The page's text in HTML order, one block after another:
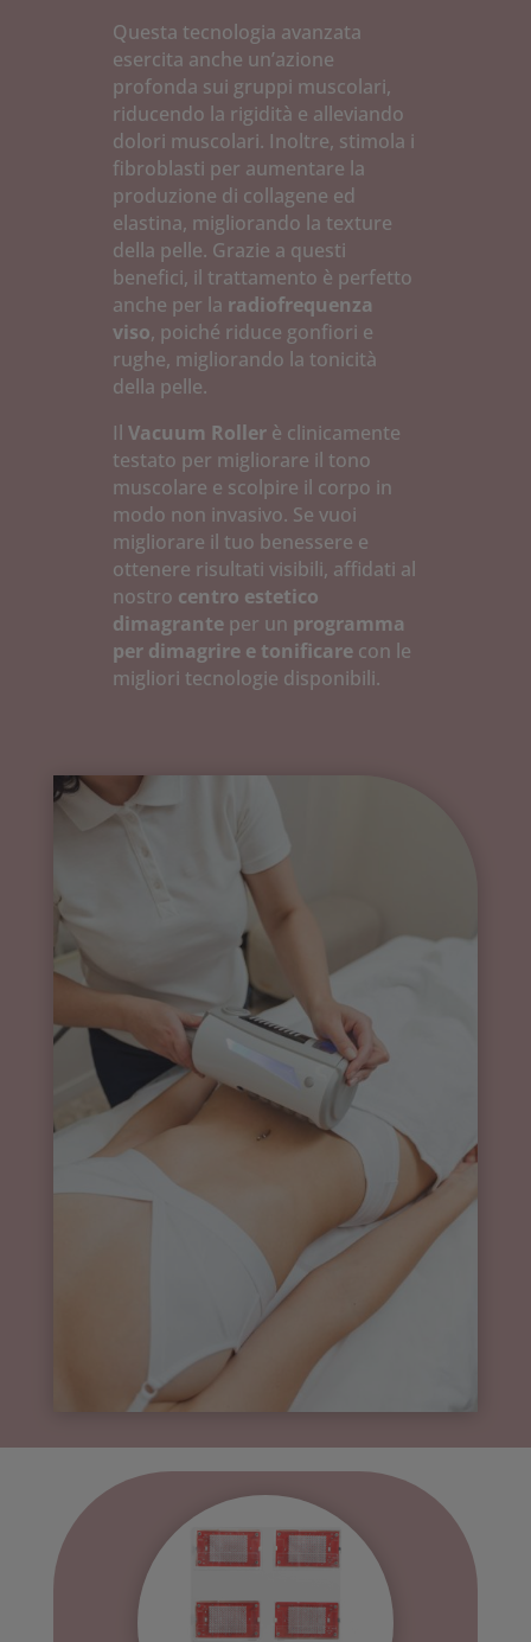
Questa tecnologia avanzata
esercita anche un’azione
profonda sui gruppi muscolari,
riducendo la rigidità e alleviando
dolori muscolari. Inoltre, stimola i
fibroblasti per aumentare la
produzione di collagene ed
elastina, migliorando la texture
della pelle. Grazie a questi
benefici, il trattamento è perfetto
anche per la radiofrequenza
viso, poiché riduce gonfiori e
rughe, migliorando la tonicità
della pelle.
Il Vacuum Rollerè clinicamente
testato per migliorare il tono
muscolare e scolpire il corpo in
modo non invasivo. Se vuoi
migliorare il tuo benessere e
ottenere risultati visibili, affidati al
nostro centro estetico
dimagranteper un programma
per dimagrire e tonificarecon le
migliori tecnologie disponibili.